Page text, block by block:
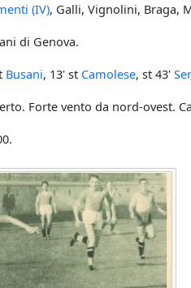
(IV), Galli, Vignolini, Braga,
di Genova.
Busani, 13' st Camolese, st 43'
Forte vento da nord-ovest.